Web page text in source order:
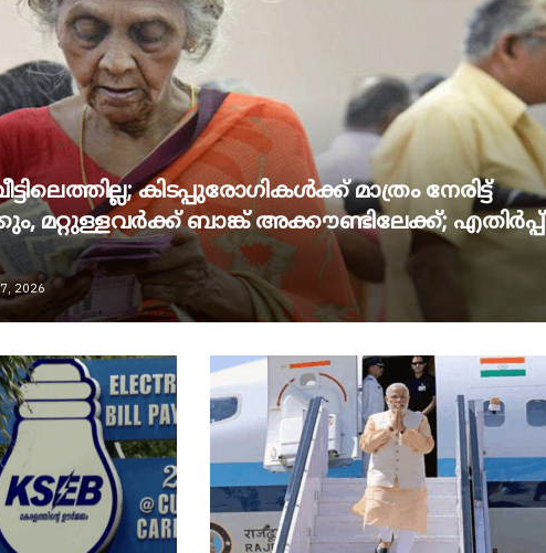
കിടപ്പുരോഗികൾക്ക് മാത്രം നേരിട്ട്
മറ്റുള്ളവർക്ക് ബാങ്ക് അക്കൗണ്ടിലേക്ക്; എതിർപ്പ്
2026